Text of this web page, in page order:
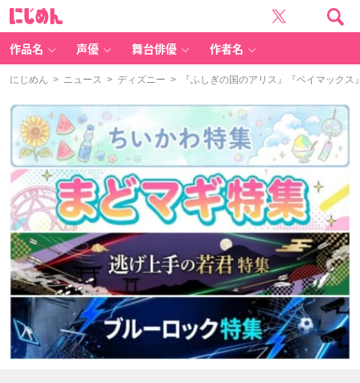
作品名 声優 舞台俳優 作者名
にじめん > ニュース > ディズニー > 『ふしぎの国のアリス』『ベイマックス